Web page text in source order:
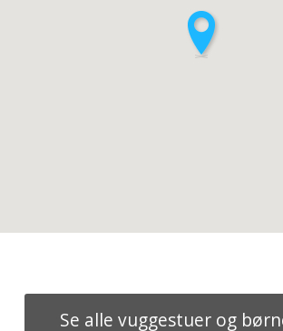
Se alle vuggestuer og